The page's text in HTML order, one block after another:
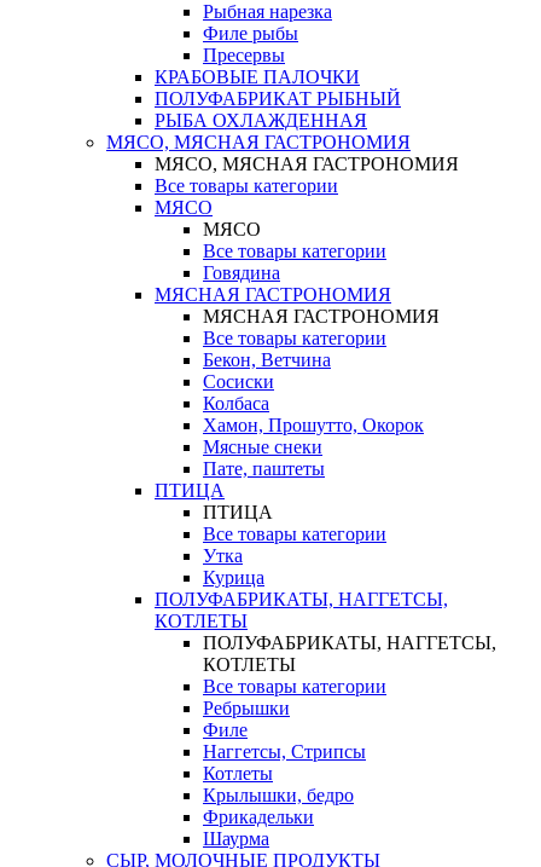
Рыбная нарезка
Филе рыбы
Пресервы
КРАБОВЫЕ ПАЛОЧКИ
ПОЛУФАБРИКАТ РЫБНЫЙ
РЫБА ОХЛАЖДЕННАЯ
МЯСО, МЯСНАЯ ГАСТРОНОМИЯ
МЯСО, МЯСНАЯ ГАСТРОНОМИЯ
Все товары категории
МЯСО
МЯСО
Все товары категории
Говядина
МЯСНАЯ ГАСТРОНОМИЯ
МЯСНАЯ ГАСТРОНОМИЯ
Все товары категории
Бекон, Ветчина
Сосиски
Колбаса
Хамон, Прошутто, Окорок
Мясные снеки
Пате, паштеты
ПТИЦА
ПТИЦА
Все товары категории
Утка
Курица
ПОЛУФАБРИКАТЫ, НАГГЕТСЫ,
КОТЛЕТЫ
ПОЛУФАБРИКАТЫ, НАГГЕТСЫ,
КОТЛЕТЫ
Все товары категории
Ребрышки
Филе
Наггетсы, Стрипсы
Котлеты
Крылышки, бедро
Фрикадельки
Шаурма
СЫР, МОЛОЧНЫЕ ПРОДУКТЫ